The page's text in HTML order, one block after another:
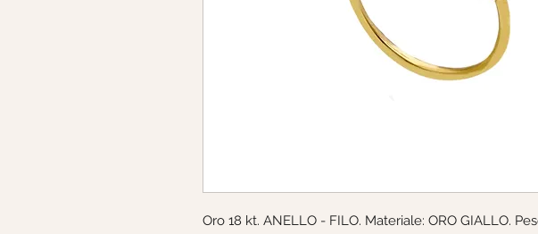
Oro 18 kt. ANELLO - FILO. Materiale: ORO GIALLO.